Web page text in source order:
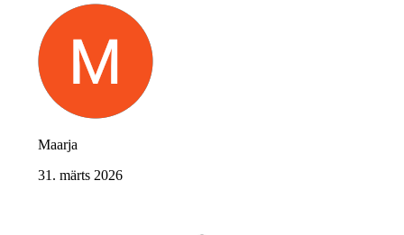
Maarja
31. märts 2026